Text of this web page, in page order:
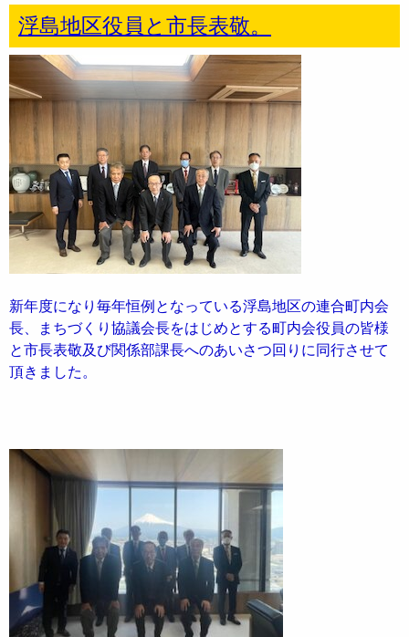
浮島地区役員と市長表敬。
新年度になり毎年恒例となっている浮島地区の連合町内会
長、まちづくり協議会長をはじめとする町内会役員の皆様
と市長表敬及び関係部課長へのあいさつ回りに同行させて
頂きました。